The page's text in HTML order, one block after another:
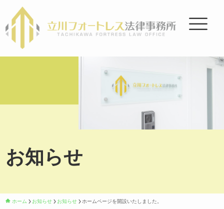
お知らせ
ホーム お知らせ お知らせ ホームページを開設いたしました。